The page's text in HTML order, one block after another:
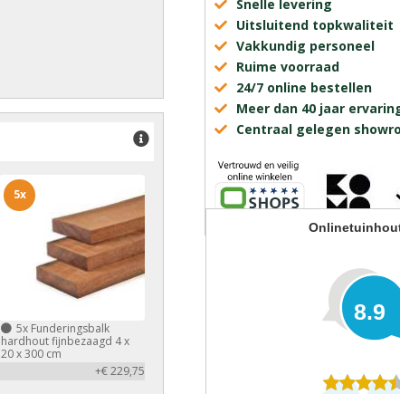
5x Funderingsbalk
hardhout fijnbezaagd 4 x
20 x 300 cm
+€ 229,75
5x
Snelle levering
Uitsluitend topkwaliteit
Vakkundig personeel
Ruime voorraad
24/7 online bestellen
Meer dan 40 jaar
Centraal gelegen
8.9